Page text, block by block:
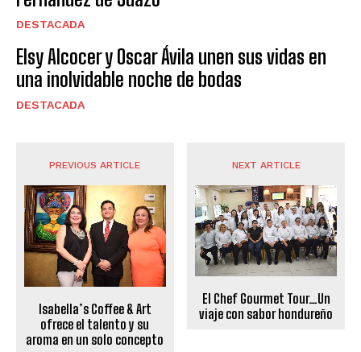
DESTACADA
Elsy Alcocer y Oscar Ávila unen sus vidas en
una inolvidable noche de bodas
DESTACADA
PREVIOUS ARTICLE
Isabella’s Coffee & Art
ofrece el talento y su
aroma en un solo concepto
NEXT ARTICLE
El Chef Gourmet Tour…Un
viaje con sabor hondureño